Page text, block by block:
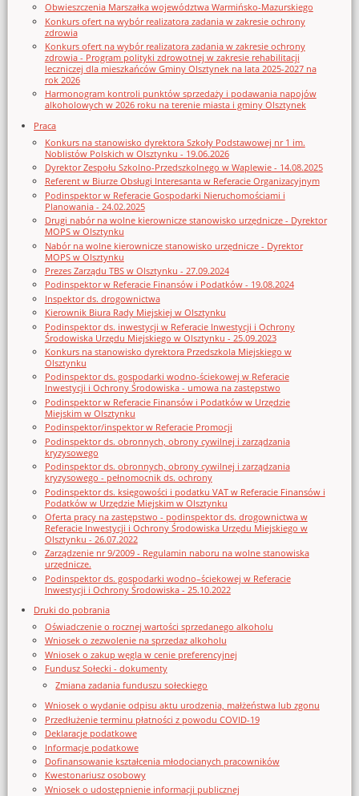
Obwieszczenia Marszałka województwa Warmińsko-Mazurskiego
Konkurs ofert na wybór realizatora zadania w zakresie ochrony
zdrowia
Konkurs ofert na wybór realizatora zadania w zakresie ochrony
zdrowia - Program polityki zdrowotnej w zakresie rehabilitacji
leczniczej dla mieszkańców Gminy Olsztynek na lata 2025-2027 na
rok 2026
Harmonogram kontroli punktów sprzedaży i podawania napojów
alkoholowych w 2026 roku na terenie miasta i gminy Olsztynek
Praca
Konkurs na stanowisko dyrektora Szkoły Podstawowej nr 1 im.
Noblistów Polskich w Olsztynku - 19.06.2026
Dyrektor Zespołu Szkolno-Przedszkolnego w Waplewie - 14.08.2025
Referent w Biurze Obsługi Interesanta w Referacie Organizacyjnym
Podinspektor w Referacie Gospodarki Nieruchomościami i
Planowania - 24.02.2025
Drugi nabór na wolne kierownicze stanowisko urzędnicze - Dyrektor
MOPS w Olsztynku
Nabór na wolne kierownicze stanowisko urzędnicze - Dyrektor
MOPS w Olsztynku
Prezes Zarządu TBS w Olsztynku - 27.09.2024
Podinspektor w Referacie Finansów i Podatków - 19.08.2024
Inspektor ds. drogownictwa
Kierownik Biura Rady Miejskiej w Olsztynku
Podinspektor ds. inwestycji w Referacie Inwestycji i Ochrony
Środowiska Urzędu Miejskiego w Olsztynku - 25.09.2023
Konkurs na stanowisko dyrektora Przedszkola Miejskiego w
Olsztynku
Podinspektor ds. gospodarki wodno-ściekowej w Referacie
Inwestycji i Ochrony Środowiska - umowa na zastępstwo
Podinspektor w Referacie Finansów i Podatków w Urzędzie
Miejskim w Olsztynku
Podinspektor/inspektor w Referacie Promocji
Podinspektor ds. obronnych, obrony cywilnej i zarządzania
kryzysowego
Podinspektor ds. obronnych, obrony cywilnej i zarządzania
kryzysowego - pełnomocnik ds. ochrony
Podinspektor ds. księgowości i podatku VAT w Referacie Finansów i
Podatków w Urzędzie Miejskim w Olsztynku
Oferta pracy na zastępstwo - podinspektor ds. drogownictwa w
Referacie Inwestycji i Ochrony Środowiska Urzędu Miejskiego w
Olsztynku - 26.07.2022
Zarządzenie nr 9/2009 - Regulamin naboru na wolne stanowiska
urzędnicze.
Podinspektor ds. gospodarki wodno–ściekowej w Referacie
Inwestycji i Ochrony Środowiska - 25.10.2022
Druki do pobrania
Oświadczenie o rocznej wartości sprzedanego alkoholu
Wniosek o zezwolenie na sprzedaz alkoholu
Wniosek o zakup węgla w cenie preferencyjnej
Fundusz Sołecki - dokumenty
Zmiana zadania funduszu sołeckiego
Wniosek o wydanie odpisu aktu urodzenia, małżeństwa lub zgonu
Przedłużenie terminu płatności z powodu COVID-19
Deklaracje podatkowe
Informacje podatkowe
Dofinansowanie kształcenia młodocianych pracowników
Kwestonariusz osobowy
Wniosek o udostępnienie informacji publicznej